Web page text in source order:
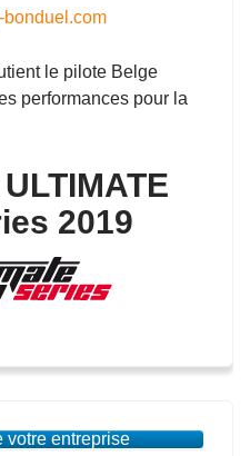
le pilote Belge
performances pour la
2019
votre entreprise